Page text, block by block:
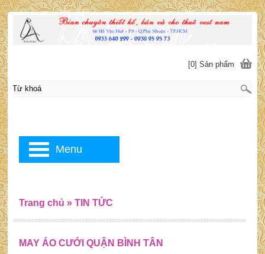
MAY ÁO CƯỚI QUẬN BÌNH TÂN
Trang chủ » TIN TỨC
[0] Sản phẩm
Menu